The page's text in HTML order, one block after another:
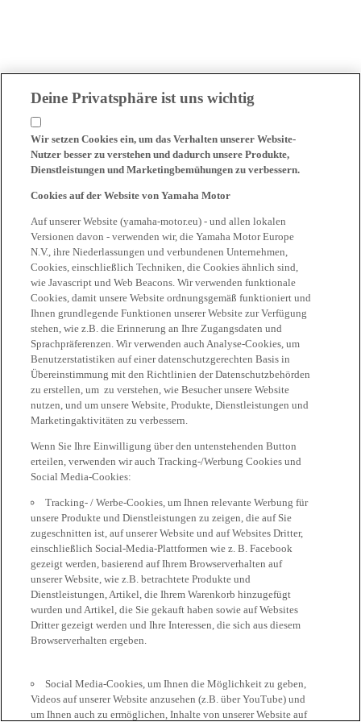
Deine Privatsphäre ist uns wichtig
Wir setzen Cookies ein, um das Verhalten unserer Website-
Nutzer besser zu verstehen und dadurch unsere Produkte,
Dienstleistungen und Marketingbemühungen zu verbessern.
Cookies auf der Website von Yamaha Motor
Auf unserer Website (yamaha-motor.eu) - und allen lokalen
Versionen davon - verwenden wir, die Yamaha Motor Europe
N.V., ihre Niederlassungen und verbundenen Unternehmen,
Cookies, einschließlich Techniken, die Cookies ähnlich sind,
wie Javascript und Web Beacons. Wir verwenden funktionale
Cookies, damit unsere Website ordnungsgemäß funktioniert und
Ihnen grundlegende Funktionen unserer Website zur Verfügung
stehen, wie z.B. die Erinnerung an Ihre Zugangsdaten und
Sprachpräferenzen. Wir verwenden auch Analyse-Cookies, um
Benutzerstatistiken auf einer datenschutzgerechten Basis in
Übereinstimmung mit den Richtlinien der Datenschutzbehörden
zu erstellen, um zu verstehen, wie Besucher unsere Website
nutzen, und um unsere Website, Produkte, Dienstleistungen und
Marketingaktivitäten zu verbessern.
Wenn Sie Ihre Einwilligung über den untenstehenden Button
erteilen, verwenden wir auch Tracking-/Werbung Cookies und
Social Media-Cookies:
Tracking- / Werbe-Cookies, um Ihnen relevante Werbung für
unsere Produkte und Dienstleistungen zu zeigen, die auf Sie
zugeschnitten ist, auf unserer Website und auf Websites Dritter,
einschließlich Social-Media-Plattformen wie z. B. Facebook
gezeigt werden, basierend auf Ihrem Browserverhalten auf
unserer Website, wie z.B. betrachtete Produkte und
Dienstleistungen, Artikel, die Ihrem Warenkorb hinzugefügt
wurden und Artikel, die Sie gekauft haben sowie auf Websites
Dritter gezeigt werden und Ihre Interessen, die sich aus diesem
Browserverhalten ergeben.
Social Media-Cookies, um Ihnen die Möglichkeit zu geben,
Videos auf unserer Website anzusehen (z.B. über YouTube) und
um Ihnen auch zu ermöglichen, Inhalte von unserer Website auf